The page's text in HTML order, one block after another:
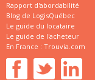
Rapport d'abordabilité
Blog de LogisQuébec
Le guide du locataire
Le guide de l'acheteur
En France : Trouvia.com